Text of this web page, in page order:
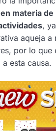
materia
,
aqueja a
por lo que
esta causa.